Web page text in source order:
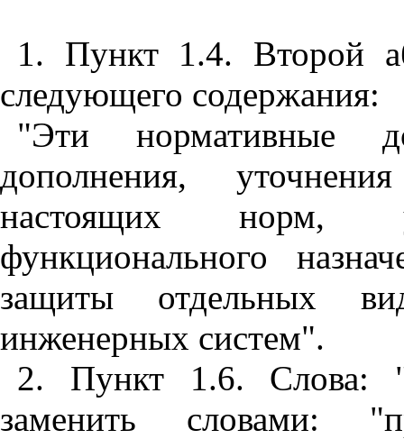
1. Пункт 1.4. Второй
следующего содержания:
"Эти нормативные
дополнения,
настоящих норм,
функционального
защиты отдельных
инженерных систем".
2. Пункт 1.6. Слова:
заменить словами: